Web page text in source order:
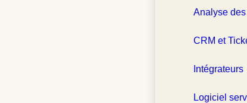
Analyse
CRM et
Intégrateurs
Logiciel